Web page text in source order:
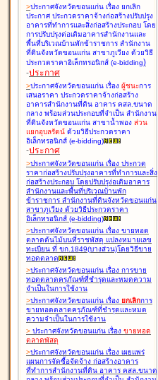
>ประกาศจังหวัดขอนแก่น เรื่อง ยกเลิก
ประกาศ ประกวดราคาจ้างก่อสร้างปรับปรุง
อาคารที่ทำการและสิ่งก่อสร้างประกอบ โดย
การปรับปรุงต่อเติมอาคารสำนักงานและ
พื้นที่บริเวณบ้านพักข้าราชการ สำนักงาน
ที่ดินจังหวัดขอนแก่น สาขาภูเวียง ด้วยวิธี
ประกวดราคาอิเล็กทรอนิกส์ (e-bidding)
-ประกาศ
>ประกาศจังหวัดขอนแก่น เรื่อง ผู้ชนะการ
เสนอราคา ประกวดราคาจ้างก่อสร้าง
อาคารสำนักงานที่ดิน อาคาร คสล.ขนาด
กลาง พร้อมส่วนประกอบที่จำเป็น สำนักงาน
ที่ดินจังหวัดขอนแก่น สาขาน้ำพอง ส่วน
แยกอุบลรัตน์ ด้วยวิธีประกวดราคา
อิเล็กทรอนิกส์ (e-bidding)
-ประกาศ
>ประกาศจังหวัดขอนแก่น เรื่อง ประกวด
ราคาก่อสร้างปรับปรุงอาคารที่ทำการและสิ่ง
ก่อสร้างประกอบ โดยปรับปรุง่อเติมอาคาร
สำนักงานและพื้นที่บริเวณบ้านพัก
ข้าราชการ สำนักงานที่ดินจังหวัดขอนแก่น
สาขาภูเวียง ด้วยวิธีประกวดราคา
อิเล็กทรอนิกส์ (e-bidding)
>ประกาศจังหวัดขอนแก่น เรื่อง ขายทอด
ตลาดต้นไม้บนที่ราชพัสดุ แปลงหมายเลข
ทะเบียน ที่ ขก.1849(บางส่วน)โดยวิธีขาย
ทอดตลาด
>ประกาศจังหวัดขอนแก่น เรื่อง การขาย
ทอดตลาดครุภัณฑ์ที่ชำรุดและหมดความ
จำเป็นในการใช้งาน
>ประกาศจังหวัดขอนแก่น เรื่อง ยกเลิกการ
ขายทอดตลาดครุภัณฑ์ที่ชำรุดและหมด
ความจำเป็นในการใช้งาน
> ประกาศจังหวัดขอนแก่น เรื่อง ขายทอด
ตลาดพัสดุ
>ประกาศจังหวัดขอนแก่น เรื่อง เผยแพร่
แผนการจัดซื้อจัดจ้าง ก่อสร้างอาคาร
ที่ทำการสำนักงานที่ดิน อาคาร คสล.ขนาด